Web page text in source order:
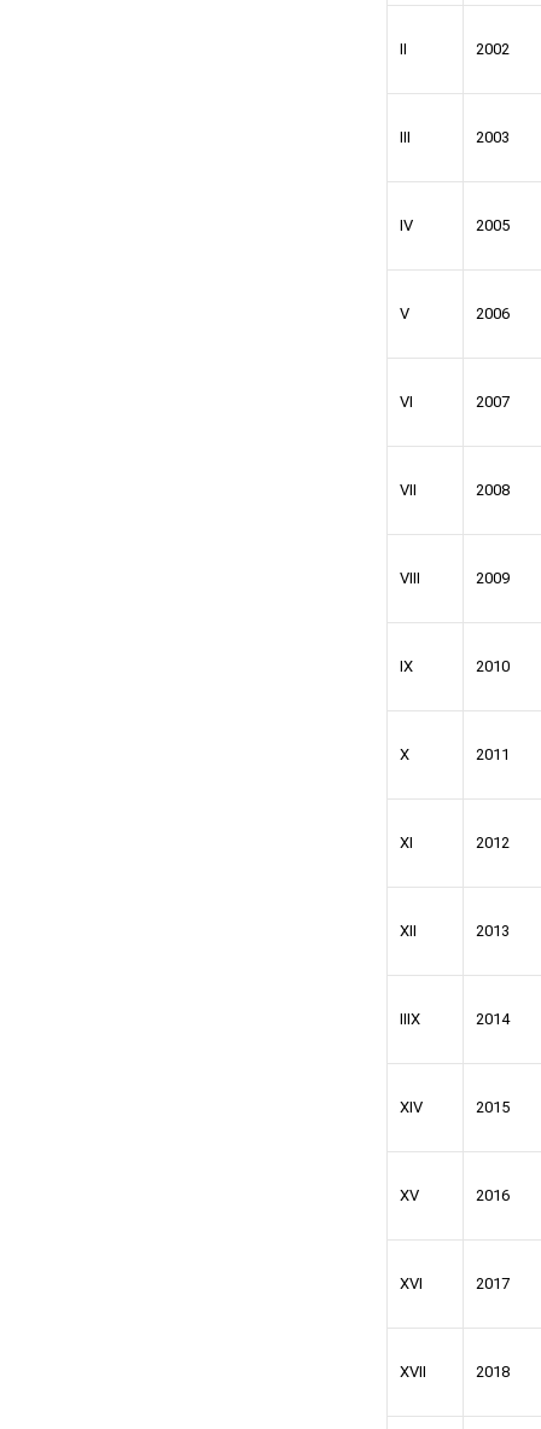
II 2002
III 2003
IV 2005
V 2006
VI 2007
VII 2008
VIII 2009
IX 2010
X 2011
XI 2012
XII 2013
IIIX 2014
XIV 2015
XV 2016
XVI 2017
XVII 2018